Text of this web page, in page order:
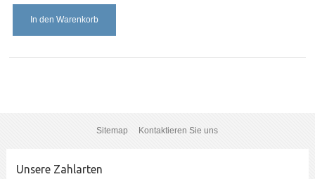
In den Warenkorb
Sitemap Kontaktieren Sie uns
Unsere Zahlarten